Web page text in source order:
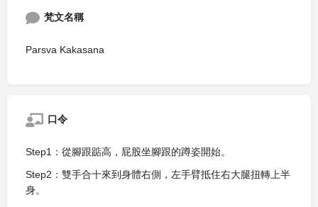
梵文名稱
Parsva Kakasana
口令
Step1：從腳跟踮高，屁股坐腳跟的蹲姿開始。
Step2：雙手合十來到身體右側，左手臂抵住右大腿扭轉上半
身。